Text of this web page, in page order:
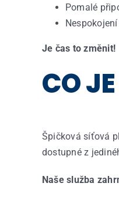
Pomalé
Nespokojení
Je čas to změnit!
CO
Špičková síťová
dostupnéz
Naše služba